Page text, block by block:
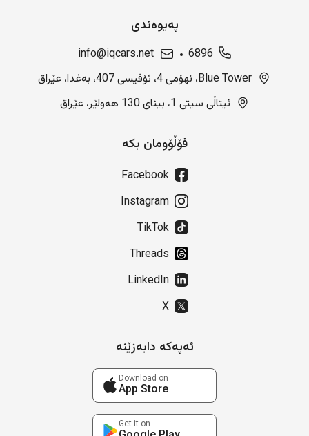
پەیوەندی
6896
info@iqcars.net
Blue Tower، نهۆمی 4، ئۆفیسی 407، بەغدا، عێراق
ئیتاڵی سیتی 1، بینای 130 هەولێر، عێراق
فۆڵۆومان بکە
Facebook
Instagram
TikTok
Threads
LinkedIn
X
ئەپەکە دابەزێنە
Download on
App Store
Get it on